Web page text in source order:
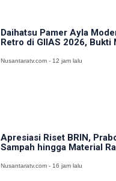
Daihatsu Pamer Ayla
Retro di GIIAS 2026, Bukti
Nusantaratv.com - 12 jam lalu
Apresiasi Riset BRIN,
Sampah hingga Material
Nusantaratv.com - 16 jam lalu